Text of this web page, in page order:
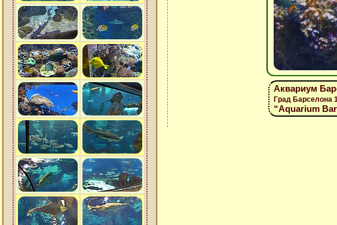
Аквариум
Град Барселона
“Aquarium